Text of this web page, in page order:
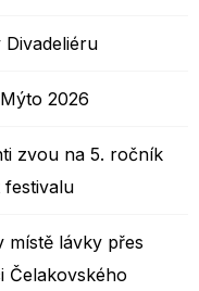
2026
zvou na 5. ročník
místě lávky přes
Čelakovského